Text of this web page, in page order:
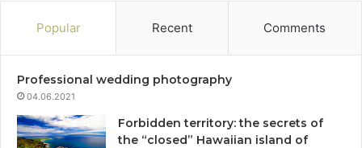
Popular Recent Comments
Professional wedding photography
04.06.2021
Forbidden territory: the secrets of
the “closed” Hawaiian island of